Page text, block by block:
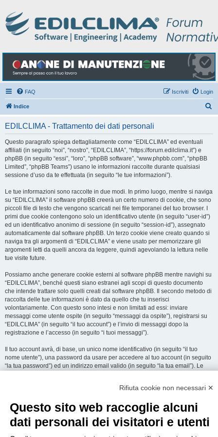
FAQ Login
Iscriviti
Indice
EDILCLIMA - Trattamento dei dati personali
Questo paragrafo spiega dettagliatamente come “EDILCLIMA” ed eventuali
affiliati (in seguito “noi”, “nostro”, “EDILCLIMA”, “https://forum.edilclima.it”) e
phpBB (in seguito “essi”, “loro”, “phpBB software”, “www.phpbb.com”, “phpBB
Limited”, “phpBB Teams”) usano le informazioni raccolte durante qualsiasi
sessione d’uso da te effettuata (in seguito “le tue informazioni”).
Le tue informazioni sono raccolte in due modi. In primo luogo, mentre si naviga
su “EDILCLIMA” il software phpBB creerà un certo numero di cookie, che sono
piccoli file di testo che vengono scaricati nei file temporanei del tuo browser. I
primi due cookie contengono solo un identificativo utente (in seguito “user-id”)
ed un identificativo anonimo di sessione (in seguito “session-id”), assegnato
automaticamente dal software phpBB. Un terzo cookie viene creato quando si
naviga tra gli argomenti di “EDILCLIMA” e viene usato per memorizzare gli
argomenti letti da quelli ancora da leggere, quindi agevolando la lettura nelle
tue visite future.
Possiamo anche generare cookie esterni al software phpBB mentre navighi su
“EDILCLIMA”, benché questi siano estranei agli scopi di questo documento
che intende trattare solo quelli creati dal software phpBB. Il secondo metodo di
raccolta delle tue informazioni è dato da quello che tu inserisci
volontariamente. Con questo sono intesi e non limitati ad essi: inviare
messaggi come utente ospite (in seguito “messaggi da ospite”), registrarsi su
“EDILCLIMA” (in seguito “il tuo account”) e l’invio di messaggi dopo la
registrazione e l’accesso (in seguito “i tuoi messaggi”).
Il tuo account avrà, di base, un unico nome identificativo (in seguito “il tuo
nome utente”), una password da usare per accedere al tuo account (in seguito
“la tua password”) ed un indirizzo email valido (in seguito “la tua email”). Le
alle informazioni di nome utente, password ed indirizzo email richiesti durante
obbligatoria o opzionale, è a totale discrezione di “EDILCLIMA”. In tutti i casi,
hai la possibilità di selezionare quali delle informazioni che hai fornito possano
essere rese pubbliche. All’interno del tuo account, hai facoltà di opt-in o opt-out
Rifiuta cookie non necessari ✕
Questo sito web raccoglie alcuni
dati personali dei visitatori e utenti